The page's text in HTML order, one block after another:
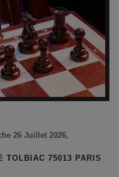
26 Juillet 2026,
TOLBIAC 75013 PARIS